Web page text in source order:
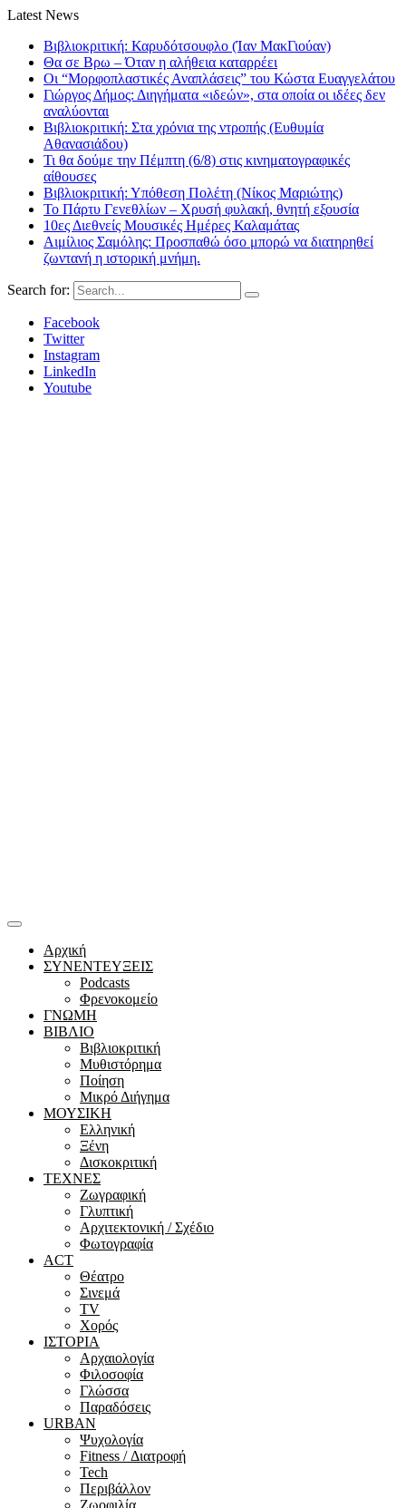
Latest News
Βιβλιοκριτική: Καρυδότσουφλο (Ίαν ΜακΓιούαν)
Θα σε Βρω – Όταν η αλήθεια καταρρέει
Οι “Μορφοπλαστικές Αναπλάσεις” του Κώστα Ευαγγελάτου
Γιώργος Δήμος: Διηγήματα «ιδεών», στα οποία οι ιδέες δεν
αναλύονται
Βιβλιοκριτική: Στα χρόνια της ντροπής (Ευθυμία
Αθανασιάδου)
Τι θα δούμε την Πέμπτη (6/8) στις κινηματογραφικές
αίθουσες
Βιβλιοκριτική: Υπόθεση Πολέτη (Νίκος Μαριώτης)
Το Πάρτυ Γενεθλίων – Χρυσή φυλακή, θνητή εξουσία
10ες Διεθνείς Μουσικές Ημέρες Καλαμάτας
Αιμίλιος Σαμόλης: Προσπαθώ όσο μπορώ να διατηρηθεί
ζωντανή η ιστορική μνήμη.
Search for:
Facebook
Twitter
Instagram
LinkedIn
Youtube
Αρχική
ΣΥΝΕΝΤΕΥΞΕΙΣ
Podcasts
Φρενοκομείο
ΓΝΩΜΗ
ΒΙΒΛΙΟ
Βιβλιοκριτική
Μυθιστόρημα
Ποίηση
Μικρό Διήγημα
ΜΟΥΣΙΚΗ
Ελληνική
Ξένη
Δισκοκριτική
ΤΕΧΝΕΣ
Ζωγραφική
Γλυπτική
Αρχιτεκτονική / Σχέδιο
Φωτογραφία
ACT
Θέατρο
Σινεμά
ΤV
Χορός
ΙΣΤΟΡΙΑ
Αρχαιολογία
Φιλοσοφία
Γλώσσα
Παραδόσεις
URBAN
Ψυχολογία
Fitness / Διατροφή
Tech
Περιβάλλον
Ζωοφιλία